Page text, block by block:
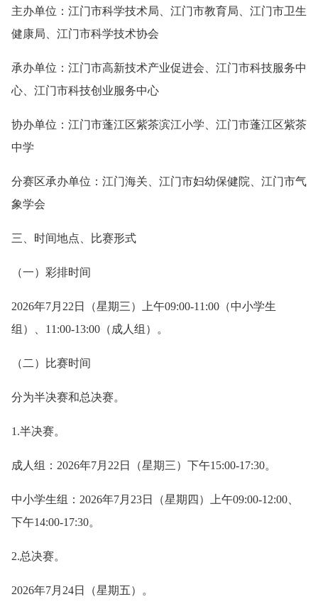
主办单位：江门市科学技术局、江门市教育局、江门市卫生
健康局、江门市科学技术协会
承办单位：江门市高新技术产业促进会、江门市科技服务中
心、江门市科技创业服务中心
协办单位：江门市蓬江区紫茶滨江小学、江门市蓬江区紫茶
中学
分赛区承办单位：江门海关、江门市妇幼保健院、江门市气
象学会
三、时间地点、比赛形式
（一）彩排时间
2026年7月22日（星期三）上午09:00-11:00（中小学生
组）、11:00-13:00（成人组）。
（二）比赛时间
分为半决赛和总决赛。
1.半决赛。
成人组：2026年7月22日（星期三）下午15:00-17:30。
中小学生组：2026年7月23日（星期四）上午09:00-12:00、
下午14:00-17:30。
2.总决赛。
2026年7月24日（星期五）。